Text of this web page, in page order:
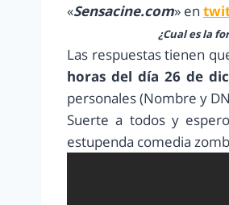
«Sensacine.com» en
¿Cual es la
Las respuestas tienen
horas del día 26 de
personales (Nombre y
Suerte a todos y
estupenda comedia